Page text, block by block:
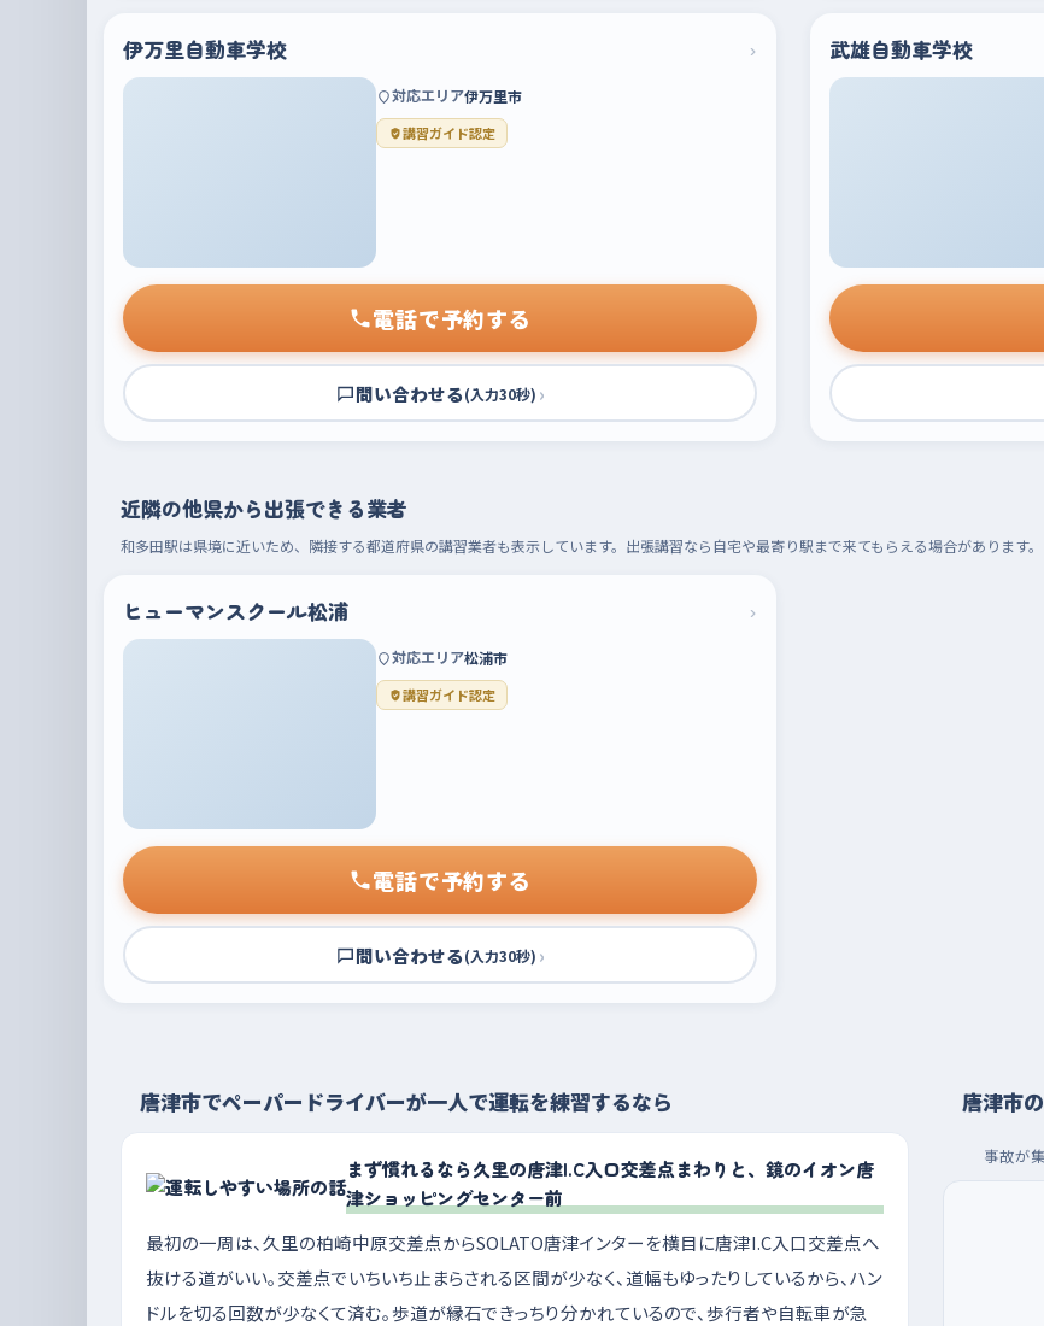
伊万里自動車学校 ›
対応エリア伊万里市
講習ガイド認定
電話で予約する
問い合わせる(入力30秒) ›
武雄自動車学校
近隣の他県から出張できる業者
和多田駅は県境に近いため、隣接する都道府県の講習業者も表示しています。出張講習なら自宅や最寄り駅まで来てもらえる場合があります。
ヒューマンスクール松浦 ›
対応エリア松浦市
講習ガイド認定
電話で予約する
問い合わせる(入力30秒) ›
唐津市でペーパードライバーが一人で運転を練習するなら
まず慣れるなら久里の唐津I.C入口交差点まわりと、鏡のイオン唐
津ショッピングセンター前
最初の一周は、久里の柏崎中原交差点からSOLATO唐津インターを横目に唐津I.C入口交差点へ
抜ける道がいい。交差点でいちいち止まらされる区間が少なく、道幅もゆったりしているから、ハン
ドルを切る回数が少なくて済む。歩道が縁石できっちり分かれているので、歩行者や自転車が急
唐津市
事故が